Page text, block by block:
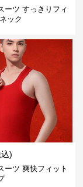
ーツ すっきりフィ
ック
)
ーツ 爽快フィット